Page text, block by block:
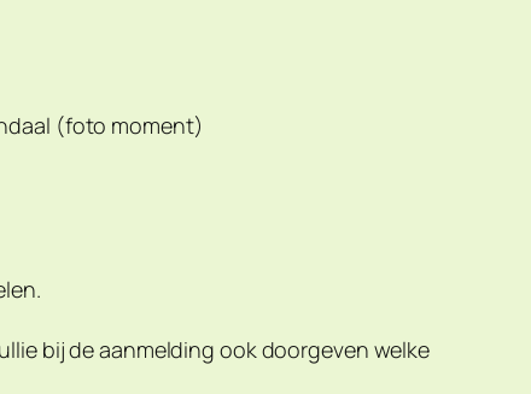
(foto moment)
bij de aanmelding ook doorgeven welke